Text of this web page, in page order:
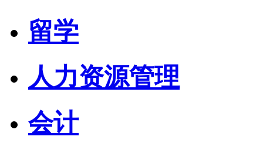
留学
人力资源管理
会计